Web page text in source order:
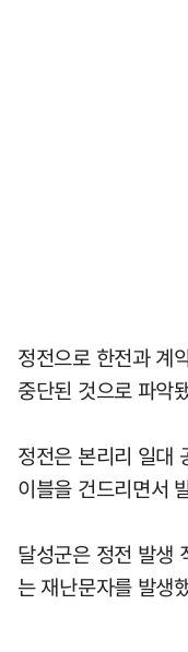
정전으로 한전과 계
중단된 것으로 파악
정전은 본리리 일대
이블을 건드리면서
달성군은 정전 발생
는 재난문자를 발생